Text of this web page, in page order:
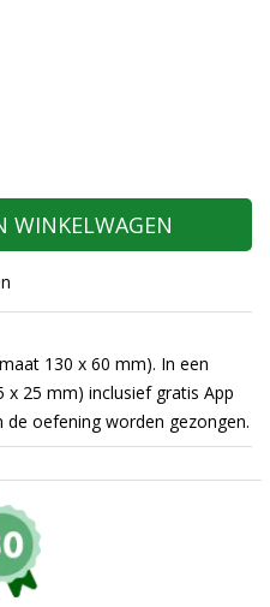
WINKELWAGEN
130 x 60 mm). In een
25 mm) inclusief gratis App
oefening worden gezongen.